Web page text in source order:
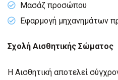
Μασάζ προσώπου
Εφαρμογή μηχανημάτων
Σχολή Αισθητικής Σώματος
Η Αισθητική αποτελεί